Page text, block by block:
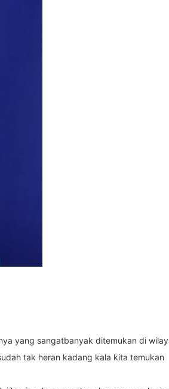
yang sangatbanyak ditemukan di
tak heran kadang kala kita temukan